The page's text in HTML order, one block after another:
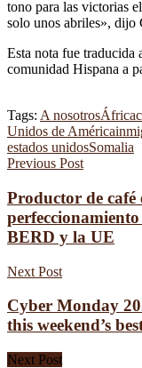
tono para las victorias
solo unos abriles», dijo
Esta nota fue traducida
comunidad Hispana a
Tags: A nosotrosÁfrica
Unidos de América
estados unidosSomalia
Previous Post
Productor de
BERD y la UE
Next Post
Cyber Monday
this weekend’s
Next Post